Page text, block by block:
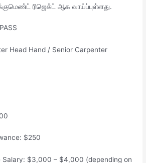
ரிஜெக்ட் ஆக வாய்ப்புள்ளது.
Head Hand / Senior Carpenter
$250
Salary: $3,000 – $4,000 (depending on